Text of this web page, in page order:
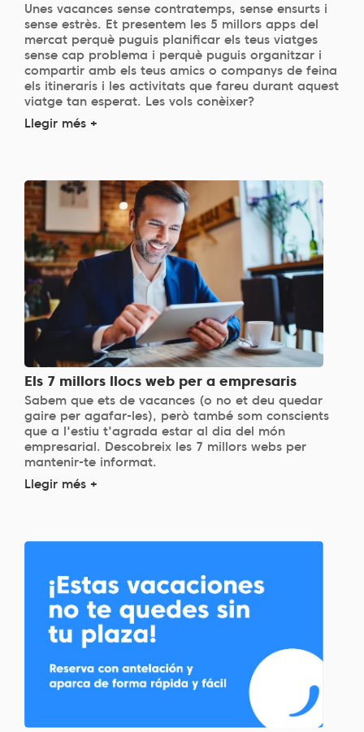
Unes vacances sense contratemps, sense ensurts i
sense estrès. Et presentem les 5 millors apps del
mercat perquè puguis planificar els teus viatges
sense cap problema i perquè puguis organitzar i
compartir amb els teus amics o companys de feina
els itineraris i les activitats que fareu durant aquest
viatge tan esperat. Les vols conèixer?
Llegir més +
Els 7 millors llocs web per a empresaris
Sabem que ets de vacances (o no et deu quedar
gaire per agafar-les), però també som conscients
que a l'estiu t'agrada estar al dia del món
empresarial. Descobreix les 7 millors webs per
mantenir-te informat.
Llegir més +